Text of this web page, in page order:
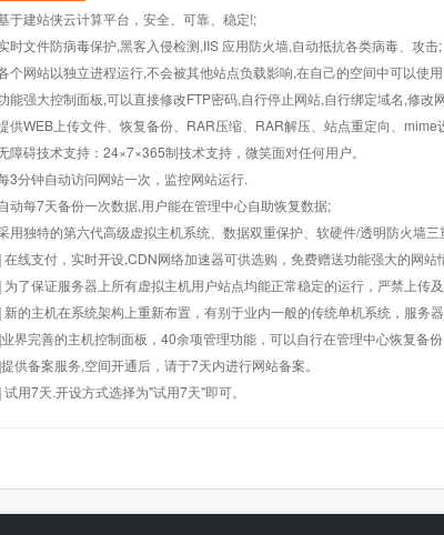
于建站侠云计算平台，安全、可靠、稳定!;
时文件防病毒保护,黑客入侵检测,IIS 应用防火墙,自动抵抗各类病毒、攻击;
个网站以独立进程运行,不会被其他站点负载影响,在自己的空间中可以使
能强大控制面板,可以直接修改FTP密码,自行停止网站,自行绑定域名,修改
供WEB上传文件、恢复备份、RAR压缩、RAR解压、站点重定向、
障碍技术支持：24×7×365制技术支持，微笑面对任何用户。
3分钟自动访问网站一次，监控网站运行.
动每7天备份一次数据,用户能在管理中心自助恢复数据;
用独特的第六代高级虚拟主机系统、数据双重保护、软硬件/透明防火墙三
在线支付，实时开设,CDN网络加速器可供选购，免费赠送功能强大的网
为了保证服务器上所有虚拟主机用户站点均能正常稳定的运行，严禁上传
新的主机在系统架构上重新布置，有别于业内一般的传统单机系统，服务
界完善的主机控制面板，40余项管理功能，可以自行在管理中心恢复备份
供备案服务,空间开通后，请于7天内进行网站备案。
试用7天.开设方式选择为"试用7天"即可。